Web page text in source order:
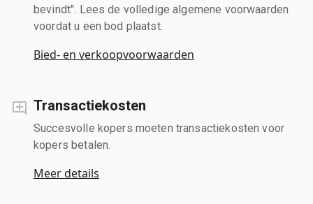
bevindt". Lees de volledige algemene voorwaarden
voordat u een bod plaatst.
Bied- en verkoopvoorwaarden
Transactiekosten
Succesvolle kopers moeten transactiekosten voor
kopers betalen.
Meer details